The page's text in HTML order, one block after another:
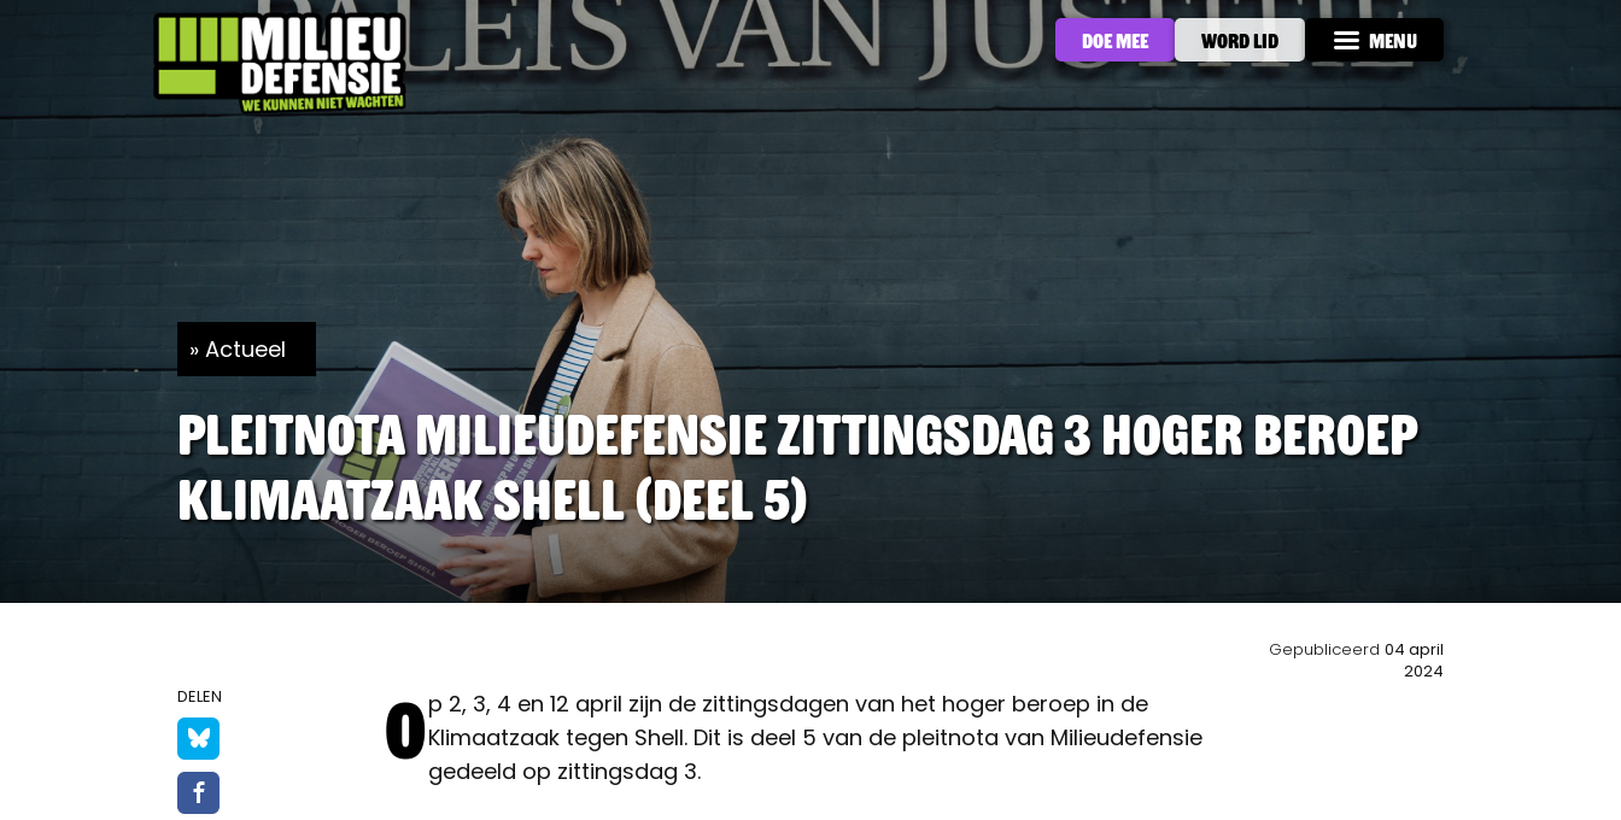
Doe mee Word lid Menu
Actueel
Pleitnota Milieudefensie zittingsdag 3 hoger beroep
Klimaatzaak Shell (deel 5)
DELEN Op 2, 3, 4 en 12 april zijn de zittingsdagen van het hoger beroep in de
Klimaatzaak tegen Shell. Dit is deel 5 van de pleitnota van Milieudefensie
gedeeld op zittingsdag 3.
Gepubliceerd 04 april
2024